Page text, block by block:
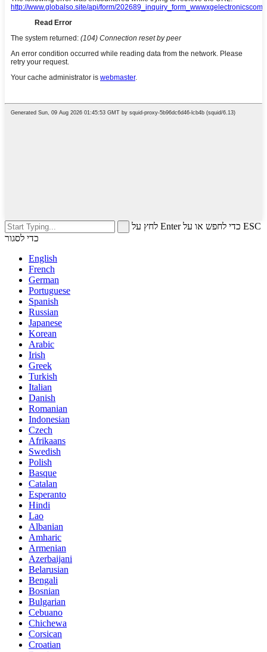
לחץ על Enter כדי לחפש או על ESC
כדי לסגור
English
French
German
Portuguese
Spanish
Russian
Japanese
Korean
Arabic
Irish
Greek
Turkish
Italian
Danish
Romanian
Indonesian
Czech
Afrikaans
Swedish
Polish
Basque
Catalan
Esperanto
Hindi
Lao
Albanian
Amharic
Armenian
Azerbaijani
Belarusian
Bengali
Bosnian
Bulgarian
Cebuano
Chichewa
Corsican
Croatian